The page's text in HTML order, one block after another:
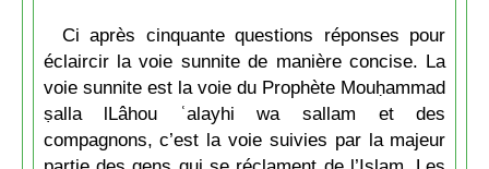
Ci après cinquante questions réponses pour
éclaircir la voie sunnite de manière concise. La
voie sunnite est la voie du Prophète Mouḥammad
ṣalla lLâhou ʿalayhi wa sallam et des
compagnons, c’est la voie suivies par la majeur